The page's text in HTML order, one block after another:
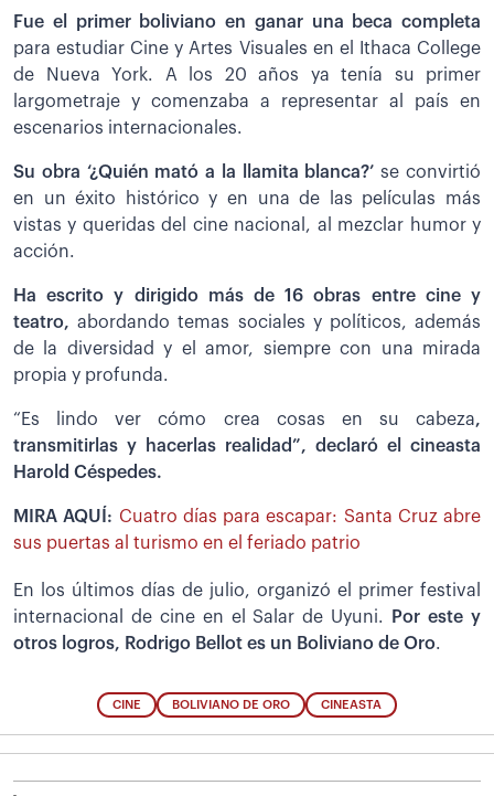
Fue el primer boliviano en ganar una beca completa
para estudiar Cine y Artes Visuales en el Ithaca College
de Nueva York. A los 20 años ya tenía su primer
largometraje y comenzaba a representar al país en
escenarios internacionales.
Su obra ‘¿Quién mató a la llamita blanca?’se convirtió
en un éxito histórico y en una de las películas más
vistas y queridas del cine nacional, al mezclar humor y
acción.
Ha escrito y dirigido más de 16 obras entre cine y
teatro, abordando temas sociales y políticos, además
de la diversidad y el amor, siempre con una mirada
propia y profunda.
“Es lindo ver cómo crea cosas en su cabeza,
transmitirlas y hacerlas realidad”, declaró el cineasta
Harold Céspedes.
MIRA AQUÍ: Cuatro días para escapar: Santa Cruz abre
sus puertas al turismo en el feriado patrio
En los últimos días de julio, organizó el primer festival
internacional de cine en el Salar de Uyuni.
Por este y
otros logros, Rodrigo Bellot es un Boliviano de Oro.
CINE BOLIVIANO DE ORO CINEASTA